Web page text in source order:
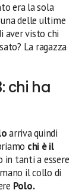
era la sola
delle ultime
aver visto chi
La ragazza
chi ha
arriva quindi
chi è il
in tanti a essere
il collo di
Polo.